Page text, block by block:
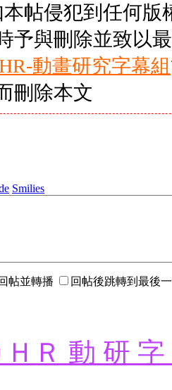
本帖侵犯到任何
予與刪除並致以
動畫研究字幕組
刪除本文
Smilies
帖並轉播 回帖後跳轉到最後
ＨＲ 動 研